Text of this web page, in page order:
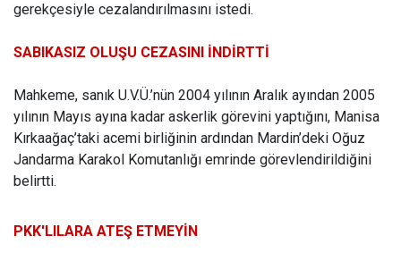
gerekçesiyle cezalandırılmasını istedi.
SABIKASIZ OLUŞU CEZASINI İNDİRTTİ
Mahkeme, sanık U.V.Ü.’nün 2004 yılının Aralık ayından 2005
yılının Mayıs ayına kadar askerlik görevini yaptığını, Manisa
Kırkaağaç’taki acemi birliğinin ardından Mardin’deki Oğuz
Jandarma Karakol Komutanlığı emrinde görevlendirildiğini
belirtti.
PKK'LILARA ATEŞ ETMEYİN